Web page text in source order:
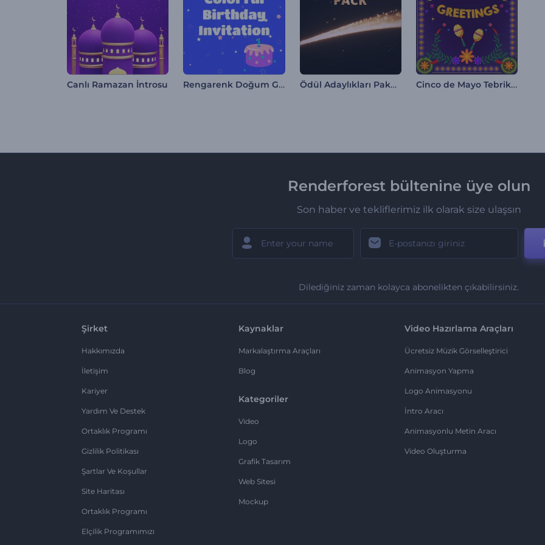
Canlı Ramazan İntrosu Rengarenk Doğum Günü Davetiyesi Ödül Adaylıkları Paketi Cinco de Mayo Tebrik Videoları
Renderforest bültenine üye olun
Son haber ve tekliflerimiz ilk olarak size ulaşsın
Dilediğiniz zaman kolayca abonelikten çıkabilirsiniz.
Şirket
Hakkımızda
İletişim
Kariyer
Yardım Ve Destek
Ortaklık Programı
Gizlilik Politikası
Şartlar Ve Koşullar
Site Haritası
Ortaklık Programı
Elçilik Programımızı
Kaynaklar
Markalaştırma Araçları
Blog
Kategoriler
Video
Logo
Grafik Tasarım
Web Sitesi
Mockup
Video Hazırlama Araçları
Ücretsiz Müzik Görselleştirici
Animasyon Yapma
Logo Animasyonu
İntro Aracı
Animasyonlu Metin Aracı
Video Oluşturma